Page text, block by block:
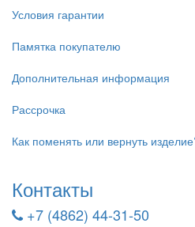
Условия гарантии
Памятка покупателю
Дополнительная информация
Рассрочка
Как поменять или вернуть
Контакты
+7 (4862) 44-31-50